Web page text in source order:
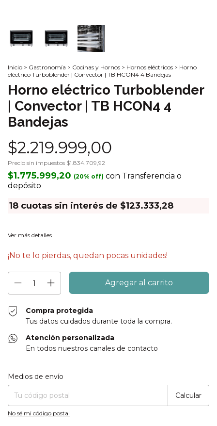
Inicio > Gastronomía > Cocinas y Hornos > Hornos eléctricos > Horno
eléctrico Turboblender | Convector | TB HCON4 4 Bandejas
Horno eléctrico Turboblender
| Convector | TB HCON4 4
Bandejas
$2.219.999,00
Precio sin impuestos $1.834.709,92
$1.775.999,20 con Transferencia o
depósito
18 cuotas sin interés de $123.333,28
Ver más detalles
¡No te lo pierdas, quedan pocas unidades!
Compra protegida
Tus datos cuidados durante toda la compra.
Atención personalizada
En todos nuestros canales de contacto
Entregas para el CP:
Medios de envío
Calcular
No sé mi código postal